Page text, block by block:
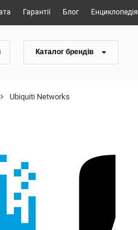
Гарантії Блог Енциклопедія
Каталог брендів
Ubiquiti Networks